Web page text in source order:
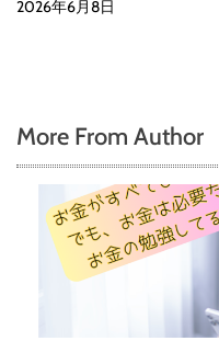
2026年6月8日
More From Author